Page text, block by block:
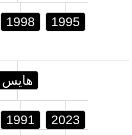
1998 1995
هايس
1991 2023